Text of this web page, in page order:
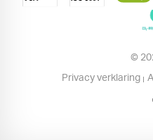
©
Privacy verklaring